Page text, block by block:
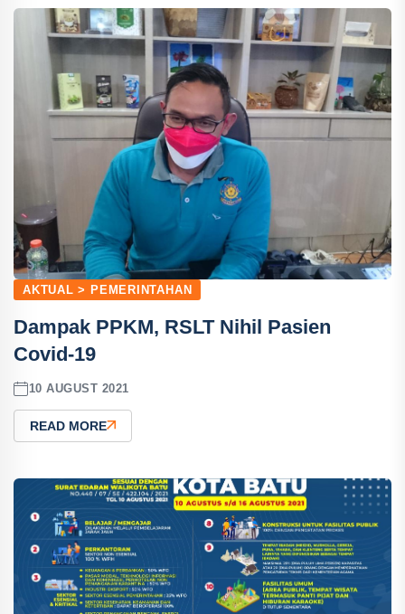
AKTUAL > PEMERINTAHAN
Dampak PPKM, RSLT Nihil Pasien
Covid-19
10 AUGUST 2021
READ MORE